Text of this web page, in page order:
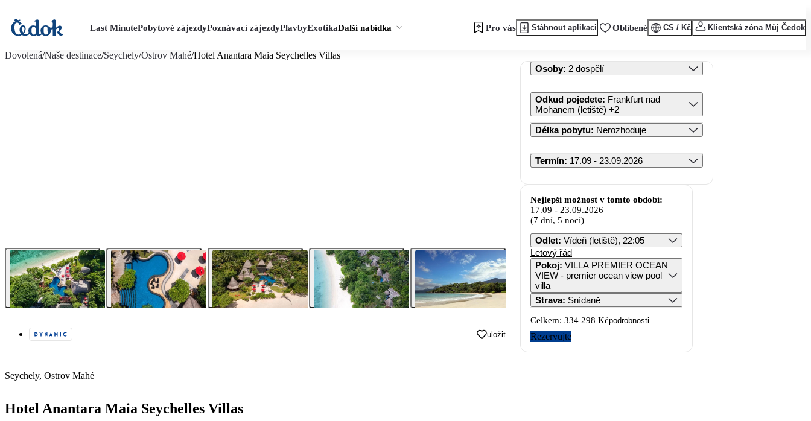
Last MinutePobytové zájezdyPoznávací zájezdyPlavbyExotikaDalší nabídka Pro vás Stáhnout aplikaci Oblíbené CS / Kč Klientská zóna Můj Čedok
Dovolená/Naše destinace/Seychely/Ostrov Mahé/Hotel Anantara Maia Seychelles Villas
uložit
Seychely, Ostrov Mahé
Hotel Anantara Maia Seychelles Villas
Osoby: 2 dospělí
Odkud pojedete: Frankfurt nad
Mohanem (letiště) +2
Délka pobytu: Nerozhoduje
Termín: 17.09 - 23.09.2026
Nejlepší možnost v tomto období:
17.09 - 23.09.2026
(7 dní, 5 nocí)
Odlet: Vídeň (letiště), 22:05
Letový řád
Pokoj: VILLA PREMIER OCEAN
VIEW - premier ocean view pool
villa
Strava: Snídaně
Celkem: 334 298 Kčpodrobnosti
Rezervujte